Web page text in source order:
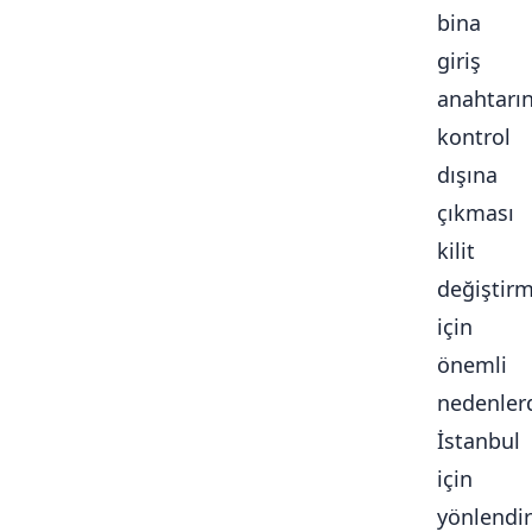
bina
giriş
kontrol
dışına
çıkması
kilit
için
önemli
İstanbul
için